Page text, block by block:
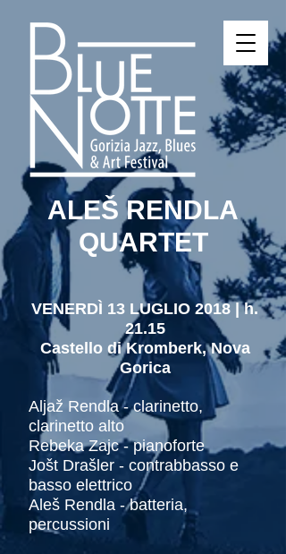
ALEŠ RENDLA
QUARTET
VENERDÌ 13 LUGLIO 2018 | h.
21.15
Castello di Kromberk, Nova
Gorica
Aljaž Rendla - clarinetto,
clarinetto alto
Rebeka Zajc - pianoforte
Jošt Drašler - contrabbasso e
basso elettrico
Aleš Rendla - batteria,
percussioni